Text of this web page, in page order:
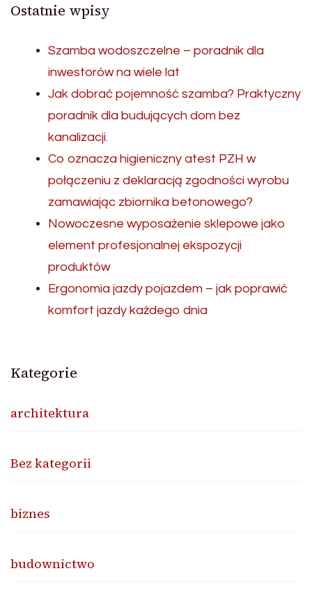
Ostatnie wpisy
Szamba wodoszczelne – poradnik dla
inwestorów na wiele lat
Jak dobrać pojemność szamba? Praktyczny
poradnik dla budujących dom bez
kanalizacji.
Co oznacza higieniczny atest PZH w
połączeniu z deklaracją zgodności wyrobu
zamawiając zbiornika betonowego?
Nowoczesne wyposażenie sklepowe jako
element profesjonalnej ekspozycji
produktów
Ergonomia jazdy pojazdem – jak poprawić
komfort jazdy każdego dnia
Kategorie
architektura
Bez kategorii
biznes
budownictwo